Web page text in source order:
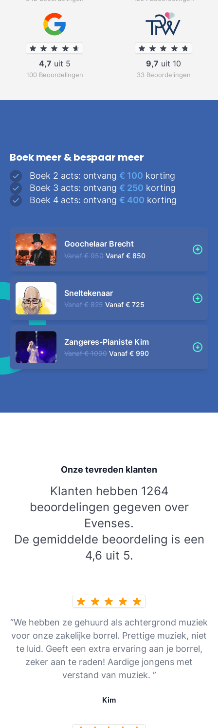
4,7 uit 5
100 Beoordelingen
9,7 uit 10
33 Beoordelingen
Boek meer & bespaar meer
Boek 2 acts: ontvang € 100 korting
Boek 3 acts: ontvang € 250 korting
Boek 4 acts: ontvang € 400 korting
Goochelaar Brecht
Vanaf € 950 Vanaf € 850
Sneltekenaar
Vanaf € 825 Vanaf € 725
Zangeres-Pianiste Kim
Vanaf € 1090 Vanaf € 990
Onze tevreden klanten
Klanten hebben 1264
beoordelingen gegeven over
Evenses.
De gemiddelde beoordeling is een
4,6 uit 5.
“We hebben ze gehuurd als achtergrond muziek
voor onze zakelijke borrel. Prettige muziek, niet
te luid. Geeft een extra ervaring aan je borrel,
zeker aan te raden! Aardige jongens met
verstand van muziek. ”
Kim